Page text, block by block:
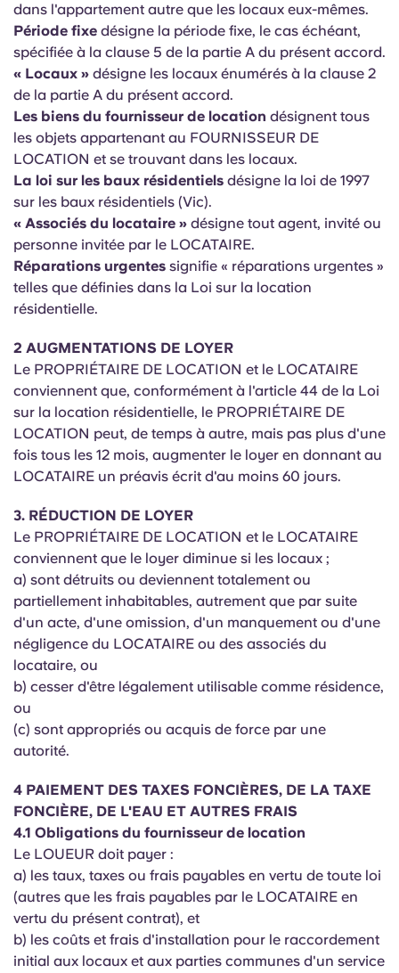
Deutsch
Italian
French
Portuguese
dans l'appartement autre que les locaux eux-mêmes.
Période fixe désigne la période fixe, le cas échéant,
spécifiée à la clause 5 de la partie A du présent accord.
« Locaux » désigne les locaux énumérés à la clause 2
de la partie A du présent accord.
Les biens du fournisseur de location désignent tous
les objets appartenant au FOURNISSEUR DE
LOCATION et se trouvant dans les locaux.
La loi sur les baux résidentiels désigne la loi de 1997
sur les baux résidentiels (Vic).
« Associés du locataire » désigne tout agent, invité ou
personne invitée par le LOCATAIRE.
Réparations urgentes signifie « réparations urgentes »
telles que définies dans la Loi sur la location
résidentielle.
2 AUGMENTATIONS DE LOYER
Le PROPRIÉTAIRE DE LOCATION et le LOCATAIRE
conviennent que, conformément à l'article 44 de la Loi
sur la location résidentielle, le PROPRIÉTAIRE DE
LOCATION peut, de temps à autre, mais pas plus d'une
fois tous les 12 mois, augmenter le loyer en donnant au
LOCATAIRE un préavis écrit d'au moins 60 jours.
3. RÉDUCTION DE LOYER
Le PROPRIÉTAIRE DE LOCATION et le LOCATAIRE
conviennent que le loyer diminue si les locaux ;
a) sont détruits ou deviennent totalement ou
partiellement inhabitables, autrement que par suite
d'un acte, d'une omission, d'un manquement ou d'une
négligence du LOCATAIRE ou des associés du
locataire, ou
b) cesser d'être légalement utilisable comme résidence,
ou
(c) sont appropriés ou acquis de force par une
autorité.
4 PAIEMENT DES TAXES FONCIÈRES, DE LA TAXE
FONCIÈRE, DE L'EAU ET AUTRES FRAIS
4.1 Obligations du fournisseur de location
Le LOUEUR doit payer :
a) les taux, taxes ou frais payables en vertu de toute loi
(autres que les frais payables par le LOCATAIRE en
vertu du présent contrat), et
b) les coûts et frais d'installation pour le raccordement
initial aux locaux et aux parties communes d'un service